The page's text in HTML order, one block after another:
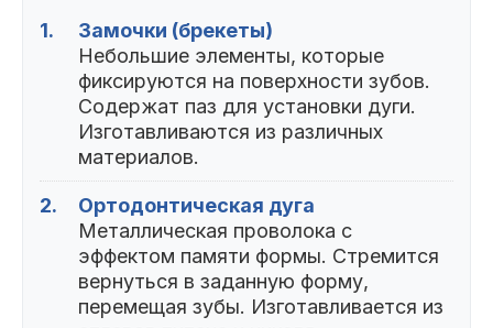
1.
Замочки (брекеты)
Небольшие элементы, которые
фиксируются на поверхности зубов.
Содержат паз для установки дуги.
Изготавливаются из различных
материалов.
2.
Ортодонтическая дуга
Металлическая проволока с
эффектом памяти формы. Стремится
вернуться в заданную форму,
перемещая зубы. Изготавливается из